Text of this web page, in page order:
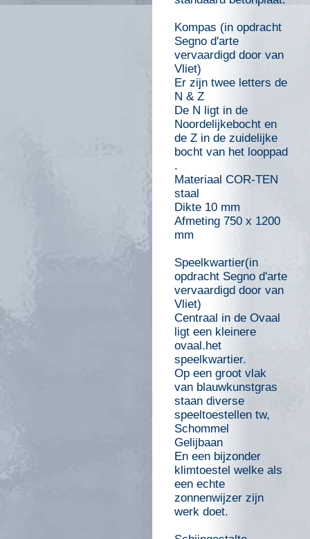
Kompas (in opdracht
Segno d'arte
vervaardigd door van
Vliet)
Er zijn twee letters de
N & Z
De N ligt in de
Noordelijkebocht en
de Z in de zuidelijke
bocht van het looppad
.
Materiaal COR-TEN
staal
Dikte 10 mm
Afmeting 750 x 1200
mm
Speelkwartier(in
opdracht Segno d'arte
vervaardigd door van
Vliet)
Centraal in de Ovaal
ligt een kleinere
ovaal.het
speelkwartier.
Op een groot vlak
van blauwkunstgras
staan diverse
speeltoestellen tw,
Schommel
Gelijbaan
En een bijzonder
klimtoestel welke als
een echte
zonnenwijzer zijn
werk doet.